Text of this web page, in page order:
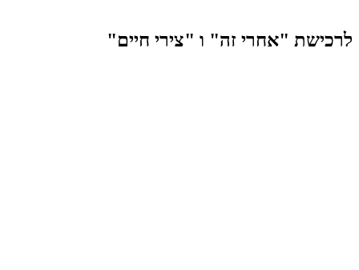
לרכישת "אחרי זה" ו "צירי חיים"